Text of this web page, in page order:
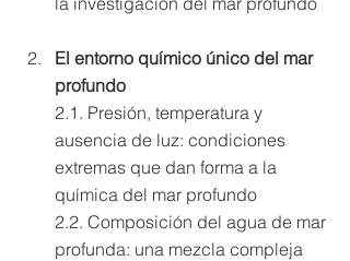
El entorno químico único del mar
profundo
2.1. Presión, temperatura y
ausencia de luz: condiciones
extremas que dan forma a la
química del mar profundo
2.2. Composición del agua de mar
profunda: una mezcla compleja